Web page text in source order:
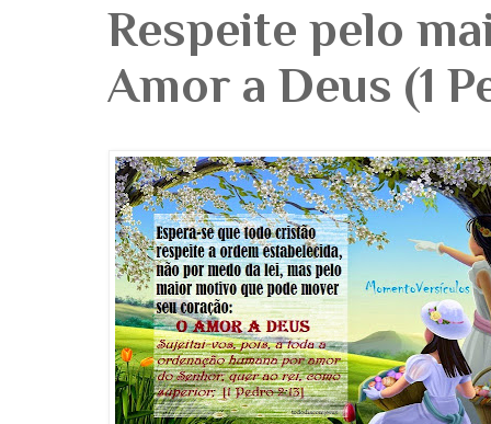
Respeite pelo
Amor a Deus (1